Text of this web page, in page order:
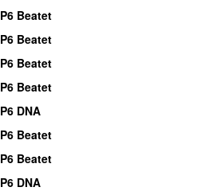
P6 Beatet
P6 Beatet
P6 Beatet
P6 Beatet
P6 DNA
P6 Beatet
P6 Beatet
P6 DNA